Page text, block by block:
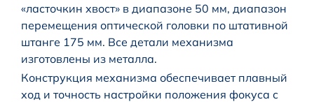
«ласточкин хвост» в диапазоне 50 мм, диапазон
перемещения оптической головки по штативной
штанге 175 мм. Все детали механизма
изготовлены из металла.
Конструкция механизма обеспечивает плавный
ход и точность настройки положения фокуса с